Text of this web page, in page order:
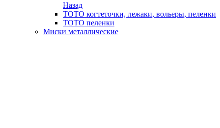
Назад
ТОТО когтеточки, лежаки, вольеры, пеленки
ТОТО пеленки
Миски металлические